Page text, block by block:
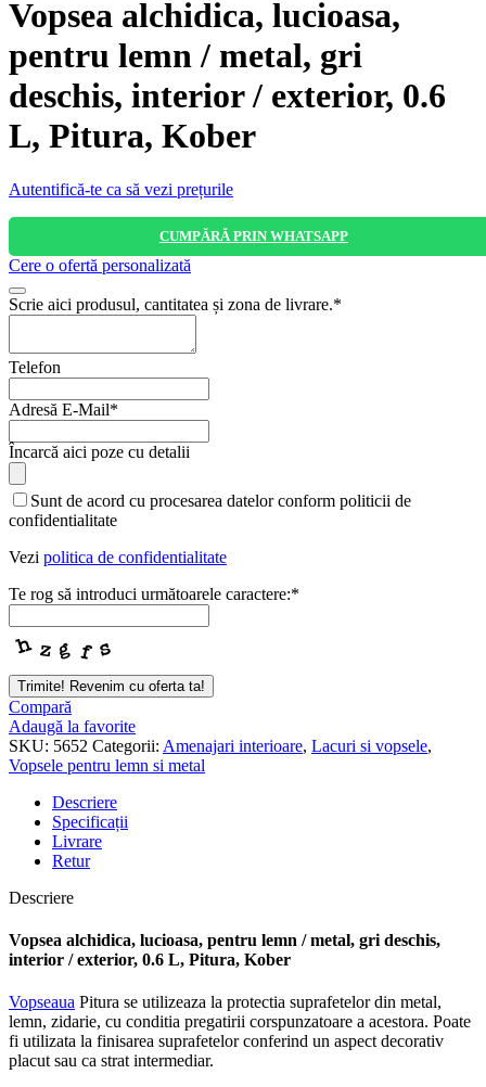
Vopsea alchidica, lucioasa,
pentru lemn / metal, gri
deschis, interior / exterior, 0.6
L, Pitura, Kober
Autentifică-te ca să vezi prețurile
CUMPĂRĂ PRIN WHATSAPP
Cere o ofertă personalizată
Scrie aici produsul, cantitatea și zona de livrare.*
Telefon
Adresă E-Mail*
Încarcă aici poze cu detalii
Email*
Sunt de acord cu procesarea datelor conform politicii de
confidentialitate
Vezi politica de confidentialitate
Te rog să introduci următoarele caractere:*
Trimite! Revenim cu oferta ta!
Compară
Adaugă la favorite
SKU: 5652 Categorii: Amenajari interioare, Lacuri si vopsele,
Vopsele pentru lemn si metal
Descriere
Specificații
Livrare
Retur
Descriere
Vopsea alchidica, lucioasa, pentru lemn / metal, gri deschis,
interior / exterior, 0.6 L, Pitura, Kober
Vopseaua Pitura se utilizeaza la protectia suprafetelor din metal,
lemn, zidarie, cu conditia pregatirii corspunzatoare a acestora. Poate
fi utilizata la finisarea suprafetelor conferind un aspect decorativ
placut sau ca strat intermediar.